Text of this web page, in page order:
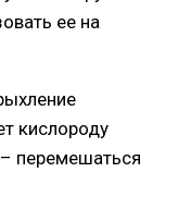
ее на
кислороду
– перемешаться